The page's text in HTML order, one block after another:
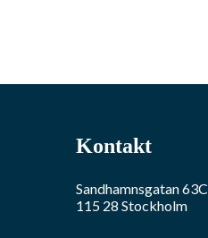
Kontakt
Sandhamnsgatan 63C
115 28 Stockholm